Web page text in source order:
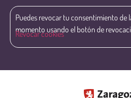
Puedes revocar tu consentimiento de
momento usando el botón de
Revocar cookies